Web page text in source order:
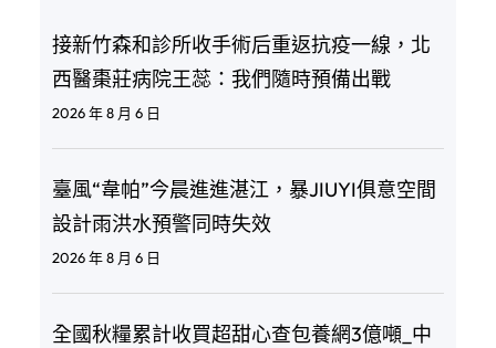
接新竹森和診所收手術后重返抗疫一線，北
西醫棗莊病院王蕊：我們隨時預備出戰
2026 年 8 月 6 日
臺風“韋帕”今晨進進湛江，暴JIUYI俱意空間
設計雨洪水預警同時失效
2026 年 8 月 6 日
全國秋糧累計收買超甜心查包養網3億噸_中